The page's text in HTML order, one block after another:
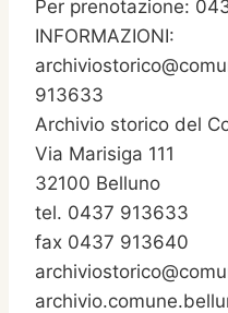
Per prenotazione:
INFORMAZIONI:
913633
Archivio storico del
Via Marisiga 111
32100 Belluno
tel. 0437 913633
fax 0437 913640